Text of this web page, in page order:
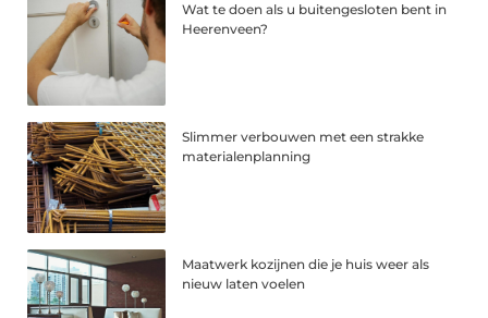
Wat te doen als u buitengesloten bent in
Heerenveen?
Slimmer verbouwen met een strakke
materialenplanning
Maatwerk kozijnen die je huis weer als
nieuw laten voelen